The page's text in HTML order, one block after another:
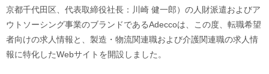
京都千代田区、代表取締役社長：川崎 健一郎）の人財派遣およびア
ウトソーシング事業のブランドであるAdeccoは、この度、転職希望
者向けの求人情報と、製造・物流関連職および介護関連職の求人情
報に特化したWebサイトを開設しました。